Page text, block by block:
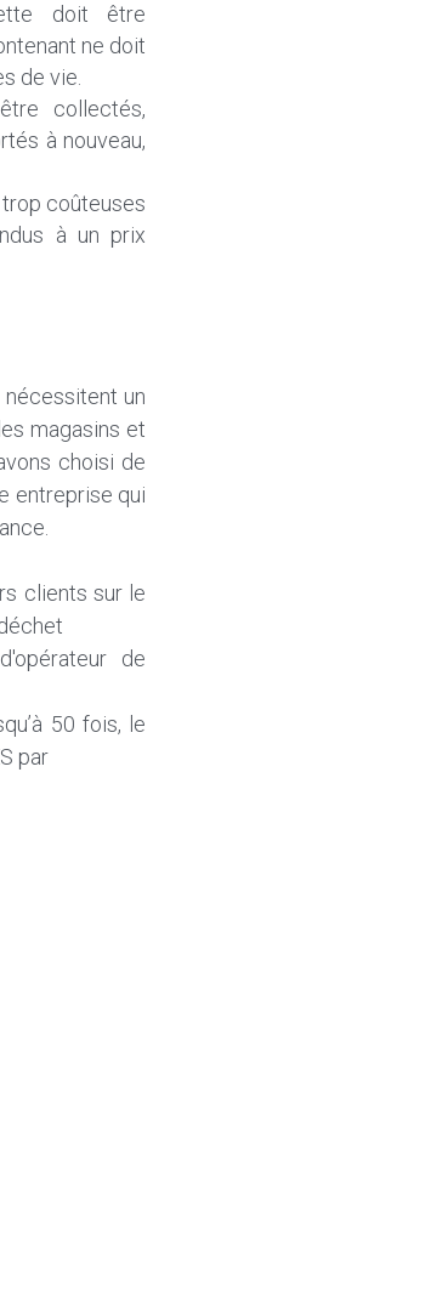
doit être
ne doit
de vie.
collectés,
à nouveau,
coûteuses
à un prix
un
magasins et
choisi de
entreprise qui
clients sur le
de
50 fois, le
par